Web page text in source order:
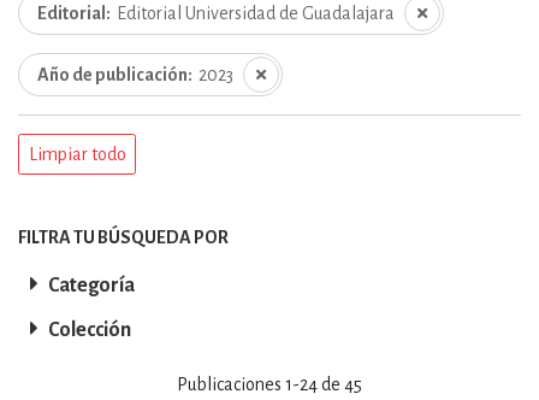
Publicaciones 1-24de 45
Editorial Editorial Universidad de Guadalajara
Año de publicación 2023
Limpiar todo
FILTRA TU BÚSQUEDA POR
Categoría
Colección